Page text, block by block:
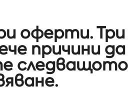
оферти. Три
причини да
следващото